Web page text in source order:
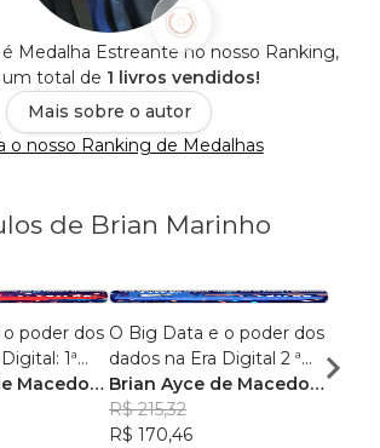
Medalha Estreante no nosso Ranking,
total de 1 livros vendidos!
Mais sobre o autor
o nosso Ranking de Medalhas
de Brian Marinho
poder dos
1ª
Macedo
O Big Data e o poder dos
dados na Era Digital 2 ª
Edição:
Brian Ayce de Macedo
Marinho
R$ 215,32
R$ 170,46